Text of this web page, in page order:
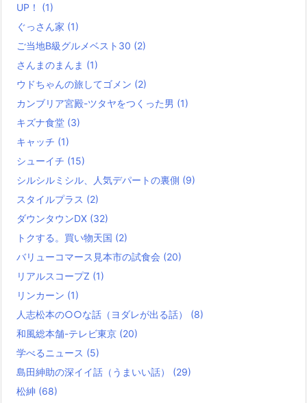
UP！ (1)
ぐっさん家 (1)
ご当地B級グルメベスト30 (2)
さんまのまんま (1)
ウドちゃんの旅してゴメン (2)
カンブリア宮殿-ツタヤをつくった男 (1)
キズナ食堂 (3)
キャッチ (1)
シューイチ (15)
シルシルミシル、人気デパートの裏側 (9)
スタイルプラス (2)
ダウンタウンDX (32)
トクする。買い物天国 (2)
バリューコマース見本市の試食会 (20)
リアルスコープZ (1)
リンカーン (1)
人志松本の○○な話（ヨダレが出る話） (8)
和風総本舗-テレビ東京 (20)
学べるニュース (5)
島田紳助の深イイ話（うまいい話） (29)
松紳 (68)